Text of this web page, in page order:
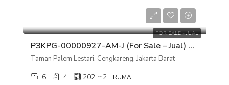
FOR SALE - JUAL
P3KPG-00000927-AM-J (For Sale – Jual) Rumah Taman Palem Lestari, Cengkareng, Jakarta Barat
Taman Palem Lestari, Cengkareng, Jakarta Barat
6 4 202 m2 RUMAH